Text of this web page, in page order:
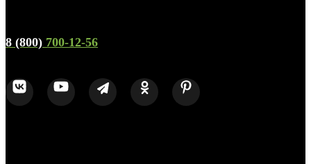
8 (800) 700-12-56